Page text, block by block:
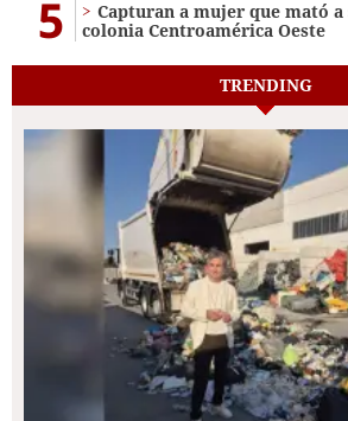
5
Capturan a mujer que mató a
colonia Centroamérica Oeste
TRENDING